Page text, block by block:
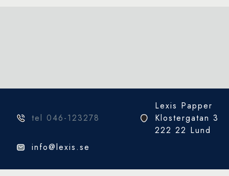
tel 046-123278
Lexis Papper
Klostergatan 3
222 22 Lund
info@lexis.se